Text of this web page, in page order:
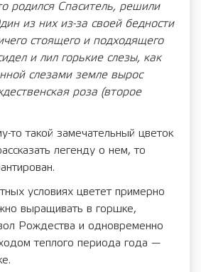
родился Спаситель, решили
из них из-за своей бедности
стоящего и подходящего
и лил горькие слезы, как
слезами земле вырос
роза (второе
то такой замечательный цветок
легенду о нем, то
условиях цветет примерно
выращивать в горшке,
Рождества и одновременно
теплого периода года —